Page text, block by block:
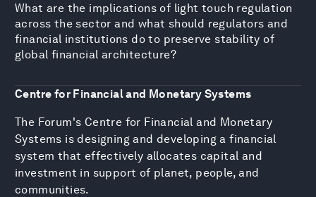
What are the implications of light touch regulation
across the sector and what should regulators and
financial institutions do to preserve stability of
global financial architecture?
Centre for Financial and Monetary Systems
The Forum's Centre for Financial and Monetary
Systems is designing and developing a financial
system that effectively allocates capital and
investment in support of planet, people, and
communities.